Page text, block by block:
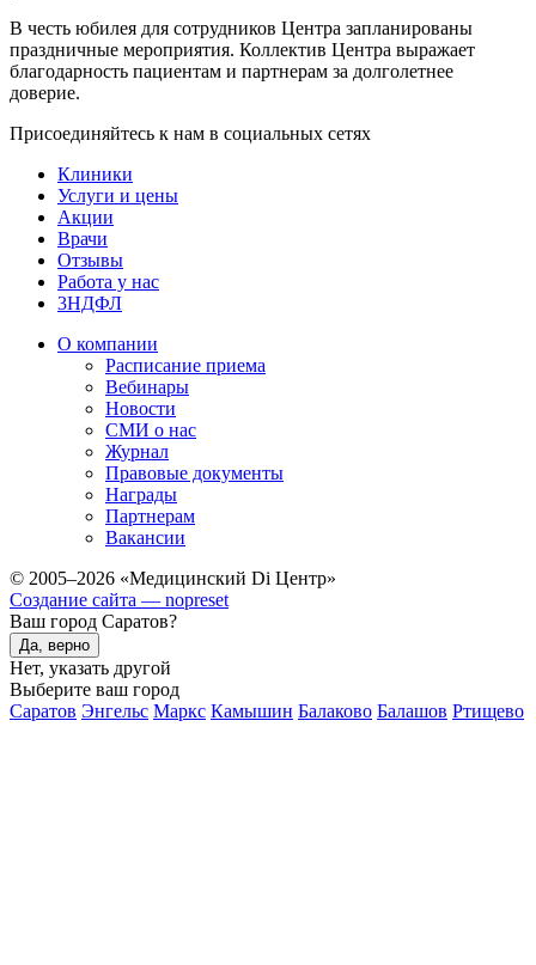
В честь юбилея для сотрудников Центра запланированы
праздничные мероприятия. Коллектив Центра выражает
благодарность пациентам и партнерам за долголетнее
доверие.
Присоединяйтесь к нам в социальных сетях
Клиники
Услуги и цены
Акции
Врачи
Отзывы
Работа у нас
3НДФЛ
О компании
Расписание приема
Вебинары
Новости
СМИ о нас
Журнал
Правовые документы
Награды
Партнерам
Вакансии
© 2005–2026 «Медицинский Di Центр»
Создание сайта — nopreset
Ваш город Саратов?
Да, верно
Нет, указать другой
Выберите ваш город
Саратов Энгельс Маркс Камышин Балаково Балашов Ртищево